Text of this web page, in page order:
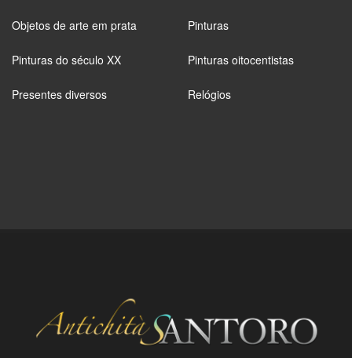
Objetos de arte em prata Pinturas
Pinturas do século XX Pinturas oitocentistas
Presentes diversos Relógios